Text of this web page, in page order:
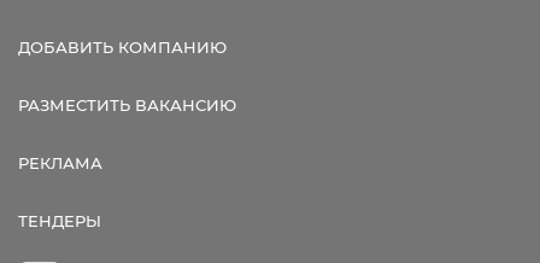
ДОБАВИТЬ КОМПАНИЮ
РАЗМЕСТИТЬ ВАКАНСИЮ
РЕКЛАМА
ТЕНДЕРЫ